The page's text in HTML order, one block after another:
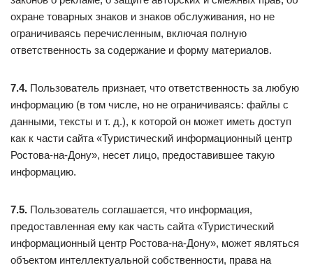
охране товарных знаков и знаков обслуживания, но не
ограничиваясь перечисленным, включая полную
ответственность за содержание и форму материалов.
7.4. Пользователь признает, что ответственность за любую
информацию (в том числе, но не ограничиваясь: файлы с
данными, тексты и т. д.), к которой он может иметь доступ
как к части сайта «Туристический информационный центр
Ростова-на-Дону», несет лицо, предоставившее такую
информацию.
7.5. Пользователь соглашается, что информация,
предоставленная ему как часть сайта «Туристический
информационный центр Ростова-на-Дону», может являться
объектом интеллектуальной собственности, права на